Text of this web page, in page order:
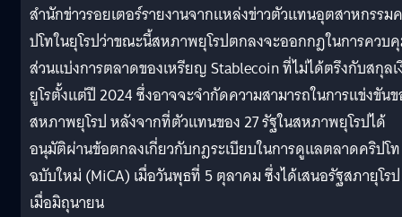
สำนักข่าวรอยเตอร์รายงานจากแหล่งข่าวตัวแทนอุตสาหกรรม
ปโทในยุโรปว่าขณะนี้สหภาพยุโรปตกลงจะออกกฎในการควบ
ส่วนแบ่งการตลาดของเหรียญ Stablecoin ที่ไม่ได้ตรึงกับสกุลเ
ยูโรตั้งแต่ปี 2024 ซึ่งอาจจะจำกัดความสามารถในการแข่งขัน
สหภาพยุโรป หลังจากที่ตัวแทนของ 27 รัฐในสหภาพยุโรปได้
อนุมัติผ่านข้อตกลงเกี่ยวกับกฎระเบียบในการดูแลตลาดคริปโท
ฉบับใหม่ (MiCA) เมื่อวันพุธที่ 5 ตุลาคม ซึ่งได้เสนอรัฐสภายุโรป
เมื่อมิถุนายน